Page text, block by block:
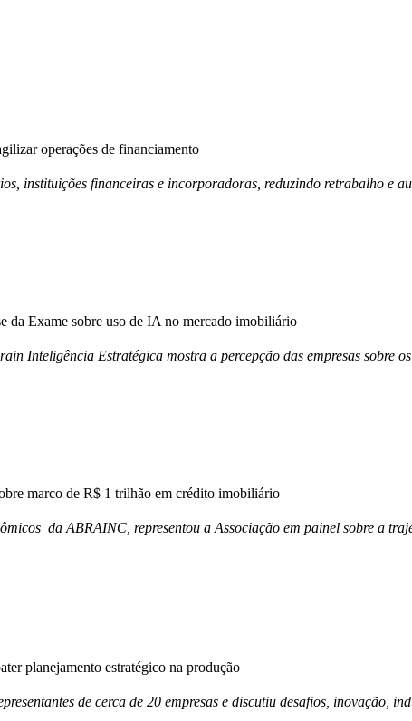
operações de financiamento
instituições financeiras e incorporadoras, reduzindo retrabalho e
da Exame sobre uso de IA no mercado imobiliário
Inteligência Estratégica mostra a percepção das empresas sobre
marco de R$ 1 trilhão em crédito imobiliário
da ABRAINC, representou a Associação em painel sobre a
planejamento estratégico na produção
de cerca de 20 empresas e discutiu desafios, inovação,